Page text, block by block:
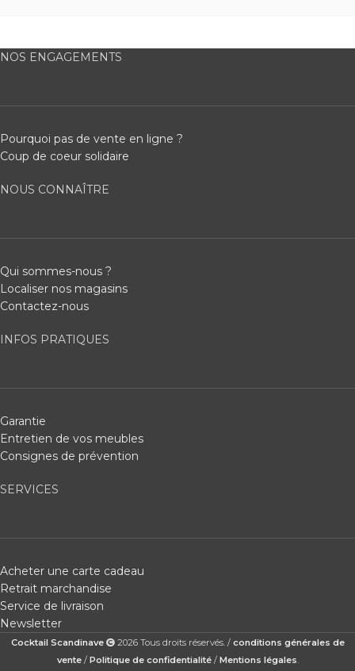
NOS ENGAGEMENTS
Pourquoi pas de vente en ligne ?
Coup de coeur solidaire
NOUS CONNAÎTRE
Qui sommes-nous ?
Localiser nos magasins
Contactez-nous
INFOS PRATIQUES
Garantie
Entretien de vos meubles
Consignes de prévention
SERVICES
Acheter une carte cadeau
Retrait marchandise
Service de livraison
Newsletter
Cocktail Scandinave 2026 Tous droits réservés. / conditions générales de
vente/ Politique de confidentialité/ Mentions légales.